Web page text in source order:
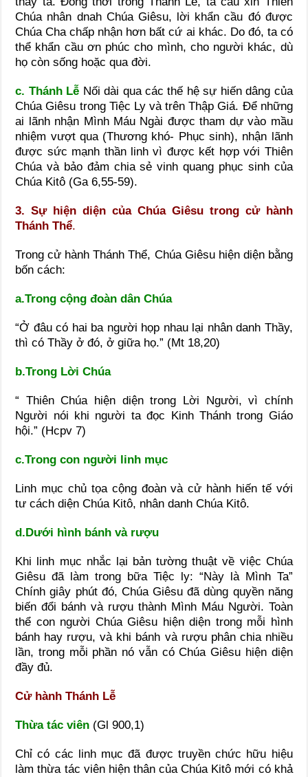
Chúa nhân dnah Chúa Giêsu, lời khẩn cầu đó được
Chúa Cha chấp nhận hơn bất cứ ai khác. Do đó, ta có
thể khẩn cầu ơn phúc cho mình, cho người khác, dù
họ còn sống hoặc qua đời.
c. Thánh Lễ Nối dài qua các thế hệ sự hiến dâng của
Chúa Giêsu trong Tiệc Ly và trên Thập Giá. Để những
ai lãnh nhận Mình Máu Ngài được tham dự vào mầu
nhiệm vượt qua (Thương khó- Phục sinh), nhận lãnh
được sức mạnh thần linh vì được kết hợp với Thiên
Chúa và bảo đảm chia sẻ vinh quang phục sinh của
Chúa Kitô (Ga 6,55-59).
3. Sự hiện diện của Chúa Giêsu trong cử hành
Thánh Thể.
Trong cử hành Thánh Thể, Chúa Giêsu hiện diện bằng
bốn cách:
a.Trong cộng đoàn dân Chúa
“Ở đâu có hai ba người họp nhau lại nhân danh Thầy,
thì có Thầy ở đó, ở giữa họ.” (Mt 18,20)
b.Trong Lời Chúa
“ Thiên Chúa hiện diện trong Lời Người, vì chính
Người nói khi người ta đọc Kinh Thánh trong Giáo
hội.” (Hcpv 7)
c.Trong con người linh mục
Linh mục chủ tọa cộng đoàn và cử hành hiến tế với
tư cách diện Chúa Kitô, nhân danh Chúa Kitô.
d.Dưới hình bánh và rượu
Khi linh mục nhắc lại bản tường thuật về việc Chúa
Giêsu đã làm trong bữa Tiệc ly: “Này là Mình Ta”
Chính giây phút đó, Chúa Giêsu đã dùng quyền năng
biến đổi bánh và rượu thành Mình Máu Người. Toàn
thể con người Chúa Giêsu hiện diện trong mỗi hình
bánh hay rượu, và khi bánh và rượu phân chia nhiều
lần, trong mỗi phần nó vẫn có Chúa Giêsu hiện diện
đầy đủ.
Cử hành Thánh Lễ
Thừa tác viên (Gl 900,1)
Chỉ có các linh mục đã được truyền chức hữu hiệu
làm thừa tác viên hiện thân của Chúa Kitô mới có khả